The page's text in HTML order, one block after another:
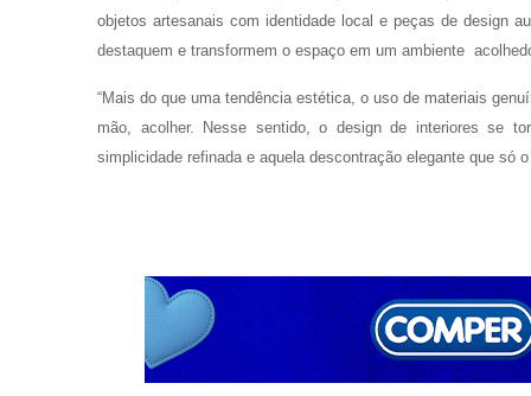
objetos artesanais com identidade local e peças de design
destaquem e transformem o espaço em um ambiente
“Mais do que uma tendência estética, o uso de materiais
mão, acolher. Nesse sentido, o design de interiores se
simplicidade refinada e aquela descontração elegante que só